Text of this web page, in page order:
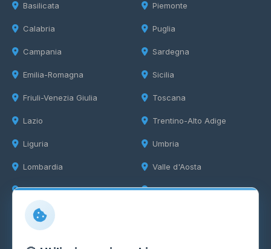
Basilicata
Calabria
Campania
Emilia-Romagna
Friuli-Venezia Giulia
Lazio
Liguria
Lombardia
Marche
Piemonte
Puglia
Sardegna
Sicilia
Toscana
Trentino-Alto Adige
Umbria
Valle d'Aosta
Veneto
Info